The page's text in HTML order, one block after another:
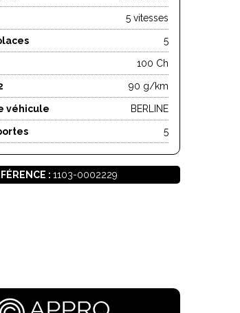
5 vitesses
5
100 Ch
90 g/km
véhicule BERLINE
5
:1103-0002229